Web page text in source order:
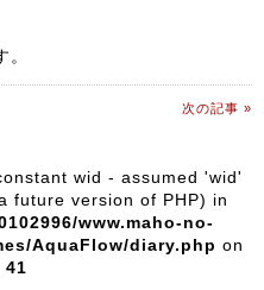
次の記事 »
wid - assumed 'wid'
future version of PHP) in
www.maho-no-
AquaFlow/diary.php on
41